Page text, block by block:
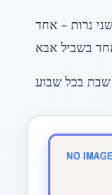
נרות – אחד